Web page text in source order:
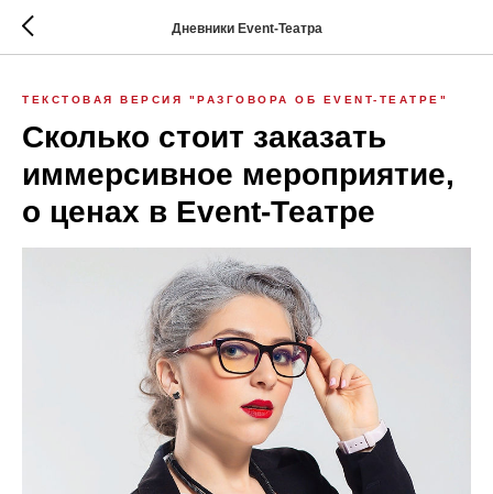
Дневники Event-Театра
ТЕКСТОВАЯ ВЕРСИЯ "РАЗГОВОРА ОБ EVENT-ТЕАТРЕ"
Сколько стоит заказать
иммерсивное мероприятие,
о ценах в Event-Театре